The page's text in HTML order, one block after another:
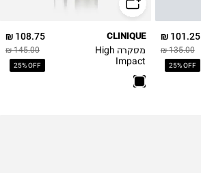
101.25 ₪
135.00 ₪
25% OFF
108.75 ₪
145.00 ₪
25% OFF
CLINIQUE
מסקרה High
Impact